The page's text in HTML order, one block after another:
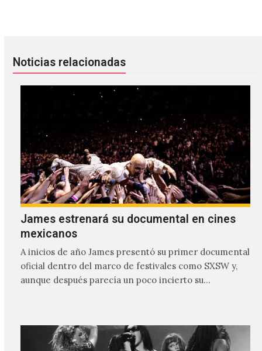
Noticias relacionadas
James estrenará su documental en cines
mexicanos
A inicios de año James presentó su primer documental
oficial dentro del marco de festivales como SXSW y,
aunque después parecía un poco incierto su…